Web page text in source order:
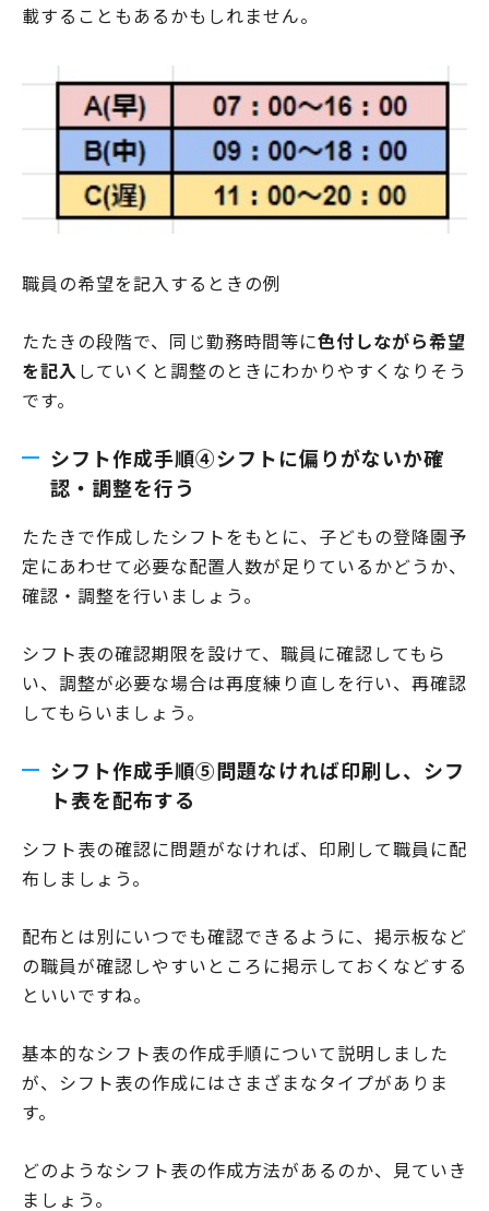
載することもあるかもしれません。
職員の希望を記入するときの例
たたきの段階で、同じ勤務時間等に色付しながら希望
を記入していくと調整のときにわかりやすくなりそう
です。
シフト作成手順④シフトに偏りがないか確
認・調整を行う
たたきで作成したシフトをもとに、子どもの登降園予
定にあわせて必要な配置人数が足りているかどうか、
確認・調整を行いましょう。
シフト表の確認期限を設けて、職員に確認してもら
い、調整が必要な場合は再度練り直しを行い、再確認
してもらいましょう。
シフト作成手順⑤問題なければ印刷し、シフ
ト表を配布する
シフト表の確認に問題がなければ、印刷して職員に配
布しましょう。
配布とは別にいつでも確認できるように、掲示板など
の職員が確認しやすいところに掲示しておくなどする
といいですね。
基本的なシフト表の作成手順について説明しました
が、シフト表の作成にはさまざまなタイプがありま
す。
どのようなシフト表の作成方法があるのか、見ていき
ましょう。